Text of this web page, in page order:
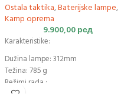
Ostala taktika,Baterijske lampe,
Kamp oprema
9.900,00рсд
Karakteristike:
Dužina lampe: 312mm
Težina: 785 g
Režimi rada :
Najjači